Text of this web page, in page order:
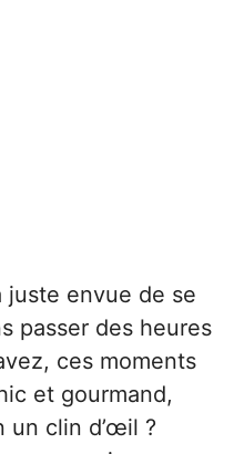
juste envue de se
passer des heures
ces moments
et gourmand,
un clin d’œil ?